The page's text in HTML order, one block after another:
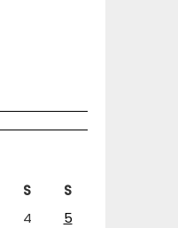
S
S
4
5